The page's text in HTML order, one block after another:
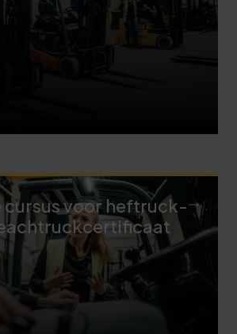
cursus voor heftruck-